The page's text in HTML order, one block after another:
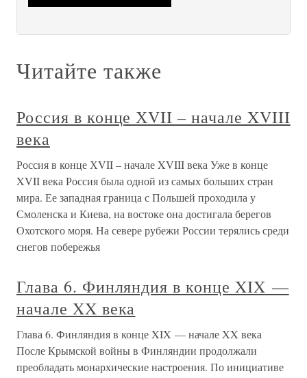
Читайте также
Россия в конце ХVII – начале XVIII
века
Россия в конце ХVII – начале XVIII века Уже в конце
XVII века Россия была одной из самых больших стран
мира. Ее западная граница с Польшей проходила у
Смоленска и Киева, на востоке она достигала берегов
Охотского моря. На севере рубежи России терялись среди
снегов побережья
Глава 6. Финляндия в конце XIX —
начале XX века
Глава 6. Финляндия в конце XIX — начале XX века
После Крымской войны в Финляндии продолжали
преобладать монархические настроения. По инициативе